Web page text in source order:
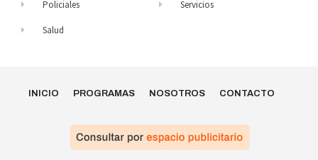
Policiales
Salud
Servicios
INICIO PROGRAMAS NOSOTROS CONTACTO